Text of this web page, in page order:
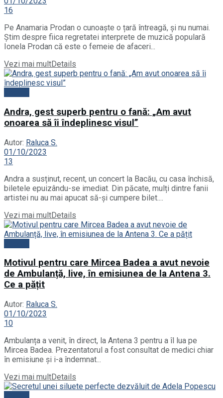
16
Pe Anamaria Prodan o cunoaște o țară întreagă, și nu numai.
Știm despre fiica regretatei interprete de muzică populară
Ionela Prodan că este o femeie de afaceri...
Vezi mai multDetails
Andra, gest superb pentru o fană: „Am avut
onoarea să îi îndeplinesc visul”
Autor: Raluca S.
01/10/2023
13
Andra a susținut, recent, un concert la Bacău, cu casa închisă,
biletele epuizându-se imediat. Din păcate, mulți dintre fanii
artistei nu au mai apucat să-și cumpere bilet....
Vezi mai multDetails
Motivul pentru care Mircea Badea a avut nevoie
de Ambulanță, live, în emisiunea de la Antena 3.
Ce a pățit
Autor: Raluca S.
01/10/2023
10
Ambulanța a venit, în direct, la Antena 3 pentru a îl lua pe
Mircea Badea. Prezentatorul a fost consultat de medici chiar
în emisiune și i-a îndemnat...
Vezi mai multDetails